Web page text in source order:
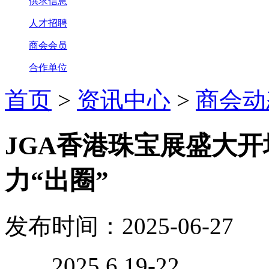
人才招聘
商会会员
合作单位
首页 > 资讯中心 > 商会
JGA香港珠宝展盛大
力“出圈”
发布时间：2025-06-27